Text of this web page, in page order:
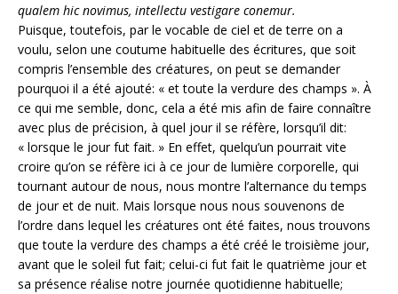
qualem hic novimus, intellectu vestigare conemur.
Puisque, toutefois, par le vocable de ciel et de terre on a
voulu, selon une coutume habituelle des écritures, que soit
compris l’ensemble des créatures, on peut se demander
pourquoi il a été ajouté: « et toute la verdure des champs ». À
ce qui me semble, donc, cela a été mis afin de faire connaître
avec plus de précision, à quel jour il se réfère, lorsqu’il dit:
« lorsque le jour fut fait. » En effet, quelqu’un pourrait vite
croire qu’on se réfère ici à ce jour de lumière corporelle, qui
tournant autour de nous, nous montre l’alternance du temps
de jour et de nuit. Mais lorsque nous nous souvenons de
l’ordre dans lequel les créatures ont été faites, nous trouvons
que toute la verdure des champs a été créé le troisième jour,
avant que le soleil fut fait; celui-ci fut fait le quatrième jour et
sa présence réalise notre journée quotidienne habituelle;